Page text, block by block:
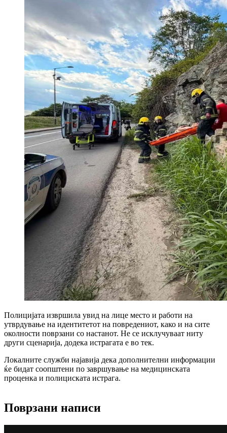
Полицијата извршила увид на лице место и работи на
утврдување на идентитетот на повредениот, како и на сите
околности поврзани со настанот. Не се исклучуваат ниту
други сценарија, додека истрагата е во тек.
Локалните служби најавија дека дополнителни информации
ќе бидат соопштени по завршување на медицинската
проценка и полициската истрага.
Поврзани написи